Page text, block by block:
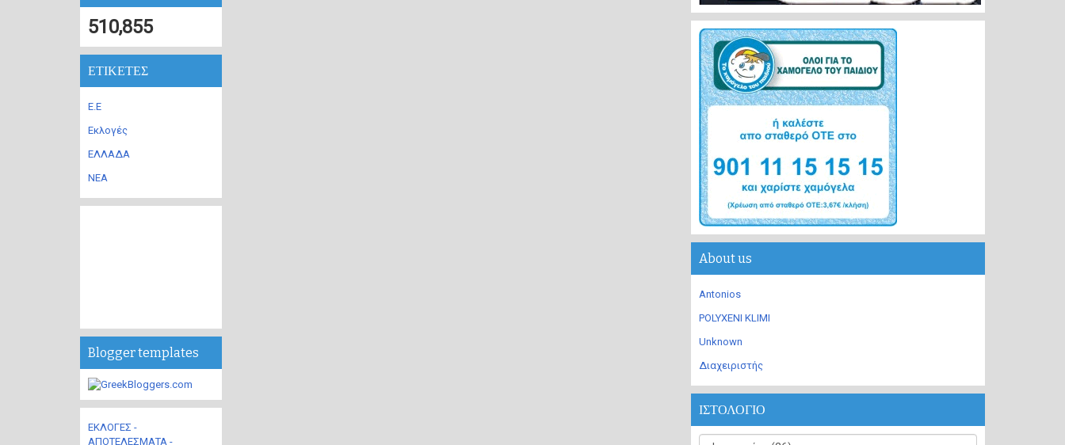
510,855
ΕΤΙΚΕΤΕΣ
Ε.Ε
Εκλογές
ΕΛΛΑΔΑ
ΝΕΑ
Blogger templates
ΕΚΛΟΓΕΣ -
ΑΠΟΤΕΛΕΣΜΑΤΑ -
About us
Antonios
POLYXENI KLIMI
Unknown
Διαχειριστής
ΙΣΤΟΛΟΓΙΟ